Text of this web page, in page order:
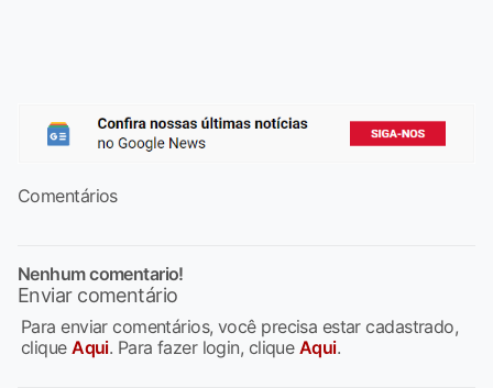
Comentários
Nenhum comentario!
Enviar comentário
Para enviar comentários, você precisa estar cadastrado,
cliqueAqui. Para fazer login, clique Aqui.